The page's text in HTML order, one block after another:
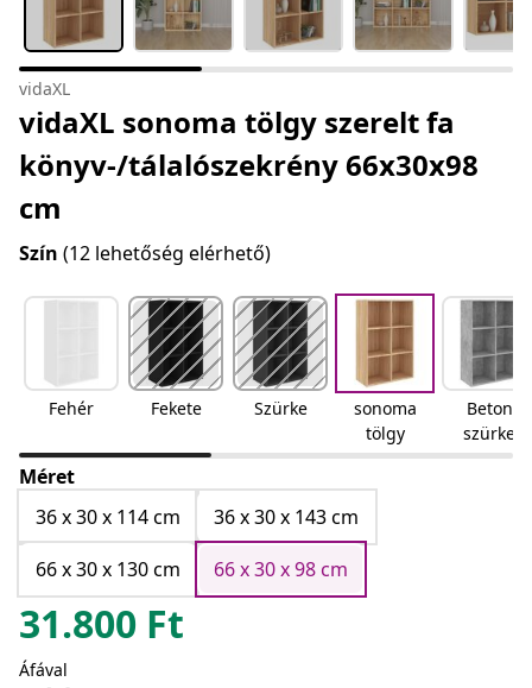
vidaXL
vidaXL sonoma tölgy szerelt fa
könyv-/tálalószekrény 66x30x98
cm
Szín (12 lehetőség elérhető)
Fehér Fekete Szürke
sonoma
tölgy
Beton
szürke
Méret
36 x 30 x 114 cm
36 x 30 x 143 cm
66 x 30 x 130 cm
66 x 30 x 98 cm
31.800 Ft
Áfával